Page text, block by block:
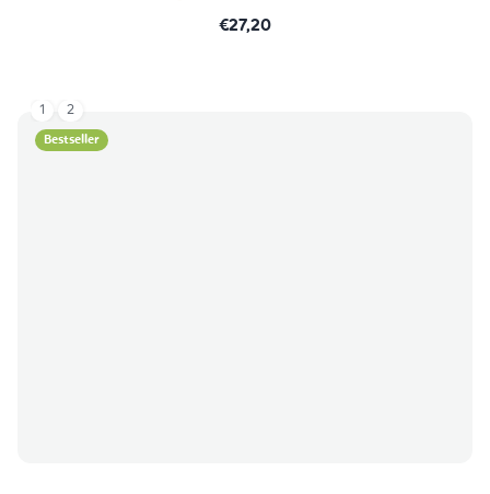
€27,20
Bestseller
1 2